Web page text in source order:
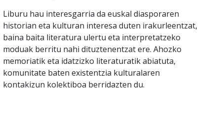
Liburu hau interesgarria da euskal diasporaren
historian eta kulturan interesa duten irakurleentzat,
baina baita literatura ulertu eta interpretatzeko
moduak berritu nahi dituztenentzat ere. Ahozko
memoriatik eta idatzizko literaturatik abiatuta,
komunitate baten existentzia kulturalaren
kontakizun kolektiboa berridazten du.